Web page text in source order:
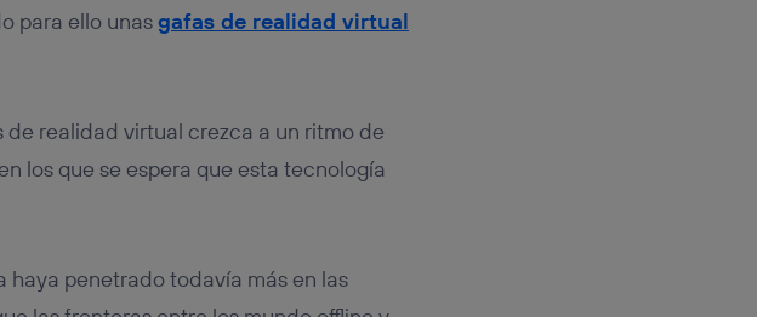
para ello unasgafas de realidad virtual
realidad virtual crezca a un ritmo de
los que se espera que esta tecnología
haya penetrado todavía más en las